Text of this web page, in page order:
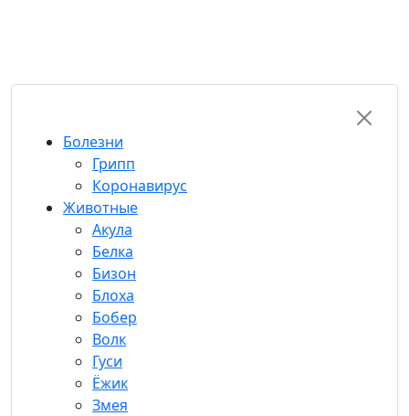
Болезни
Грипп
Коронавирус
Животные
Акула
Белка
Бизон
Блоха
Бобер
Волк
Гуси
Ёжик
Змея